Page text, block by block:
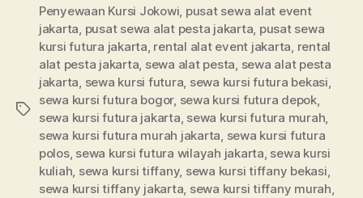
Tags
Penyewaan Kursi Jokowi, pusat sewa alat event
jakarta, pusat sewa alat pesta jakarta, pusat sewa
kursi futura jakarta, rental alat event jakarta, rental
alat pesta jakarta, sewa alat pesta, sewa alat pesta
jakarta, sewa kursi futura, sewa kursi futura bekasi,
sewa kursi futura bogor, sewa kursi futura depok,
sewa kursi futura jakarta, sewa kursi futura murah,
sewa kursi futura murah jakarta, sewa kursi futura
polos, sewa kursi futura wilayah jakarta, sewa kursi
kuliah, sewa kursi tiffany, sewa kursi tiffany bekasi,
sewa kursi tiffany jakarta, sewa kursi tiffany murah,